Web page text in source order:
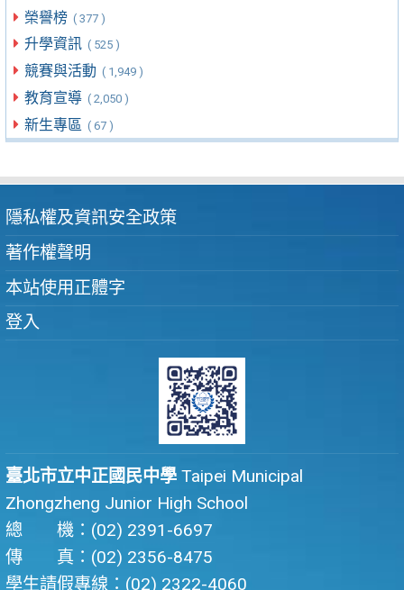
榮譽榜 ( 377 )
升學資訊 ( 525 )
競賽與活動 ( 1,949 )
教育宣導 ( 2,050 )
新生專區 ( 67 )
隱私權及資訊安全政策
著作權聲明
本站使用正體字
登入
臺北市立中正國民中學 Taipei Municipal
Zhongzheng Junior High School
總 機：(02) 2391-6697
傳 真：(02) 2356-8475
學生請假專線：(02) 2322-4060